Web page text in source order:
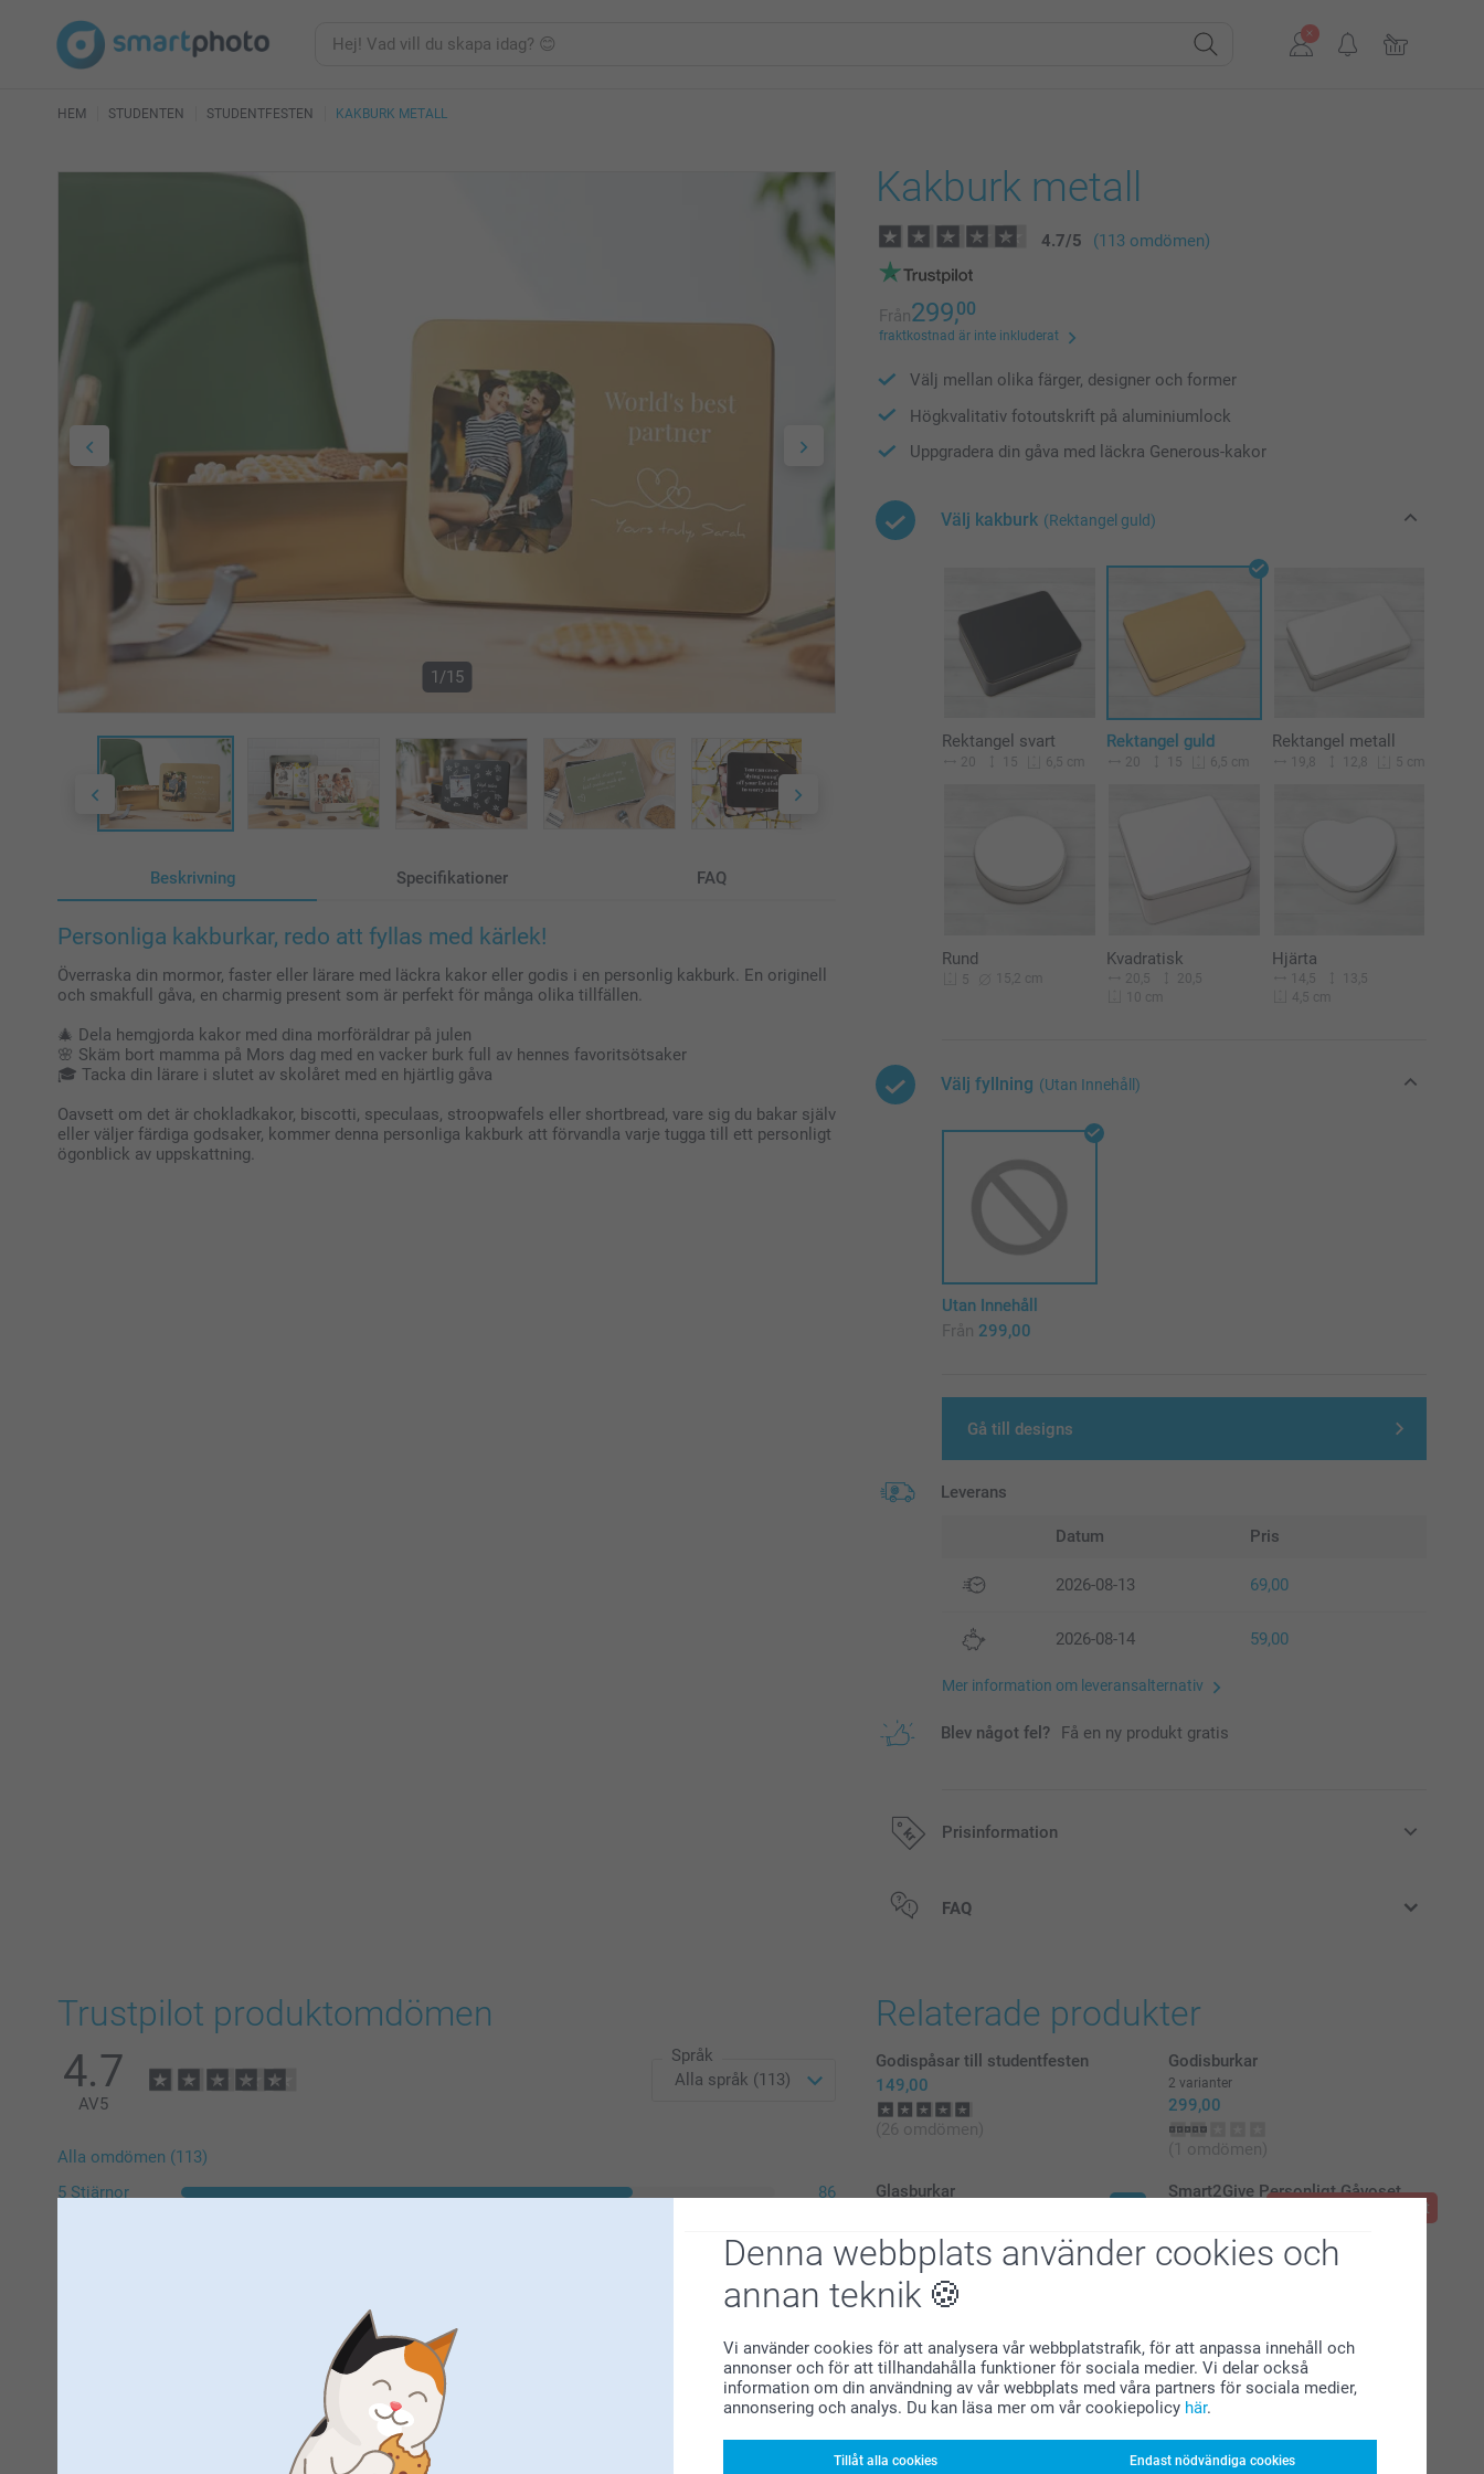
Denna webbplats använder cookies och
annan teknik
Vi använder cookies för att analysera vår webbplatstrafik, för att anpassa innehåll och
annonser och för att tillhandahålla funktioner för sociala medier. Vi delar också
information om din användning av vår webbplats med våra partners för sociala medier,
annonsering och analys. Du kan läsa mer om vår cookiepolicy här.
Tillåt alla cookies Endast nödvändiga cookies
HEM STUDENTEN STUDENTFESTEN KAKBURK METALL
1/15
Beskrivning Specifikationer FAQ
Personliga kakburkar, redo att fyllas med kärlek!
Överraska din mormor, faster eller lärare med läckra kakor eller godis i en personlig kakburk. En originell
och smakfull gåva, en charmig present som är perfekt för många olika tillfällen.
🎄 Dela hemgjorda kakor med dina morföräldrar på julen
🌸 Skäm bort mamma på Mors dag med en vacker burk full av hennes favoritsötsaker
🎓 Tacka din lärare i slutet av skolåret med en hjärtlig gåva
Oavsett om det är chokladkakor, biscotti, speculaas, stroopwafels eller shortbread, vare sig du bakar själv
eller väljer färdiga godsaker, kommer denna personliga kakburk att förvandla varje tugga till ett personligt
ögonblick av uppskattning.
Kakburk metall
4.7/5 (113 omdömen)
Från299,00
fraktkostnad är inte inkluderat
Välj mellan olika färger, designer och former
Högkvalitativ fotoutskrift på aluminiumlock
Uppgradera din gåva med läckra Generous-kakor
Välj kakburk (Rektangel guld)
Rektangel svart
20 15 6,5 cm
Rektangel guld
20 15 6,5 cm
Rektangel metall
19,8 12,8 5 cm
Rund
5 15,2 cm
Kvadratisk
20,5
20,5
10 cm
Hjärta
14,5
13,5
4,5 cm
Välj fyllning (Utan Innehåll)
Utan Innehåll
Från 299,00
Gå till designs
Leverans
Datum Pris
2026-08-13 69,00
2026-08-14 59,00
Mer information om leveransalternativ
Blev något fel? Få en ny produkt gratis
Prisinformation
Alla priser är i svenska kronor (SEK), inklusive moms och exklusive porto.
FAQ
Trustpilot produktomdömen
4.7
AV5
Språk
Alla omdömen (113)
5 Stjärnor
86
1
3
Relaterade produkter
Godispåsar till studentfesten
149,00
(26 omdömen)
Godisburkar
2 varianter
299,00
(1 omdömen)
Glasburkar
Från 229,00
Utgått ur sortimentet
Smart2Give Personligt Gåvoset
649,00